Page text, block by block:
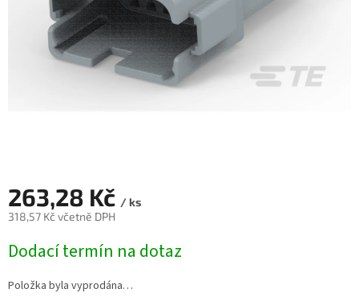
263,28 Kč / ks
318,57 Kč včetně DPH
cena:
Dodací termín na dotaz
Položka byla vyprodána…